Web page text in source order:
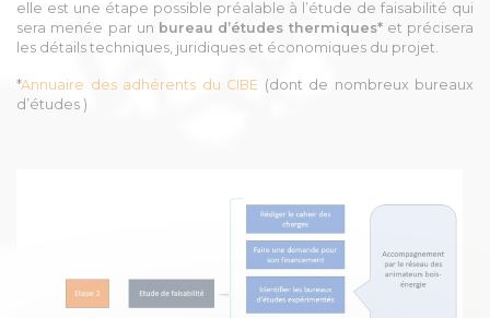
elle est une étape possible préalable à l’étude de faisabilité qui
sera menée par un bureau d’études thermiques*et précisera
les détails techniques, juridiques et économiques du projet.
*Annuaire des adhérents du CIBE (dont de nombreux bureaux
d’études )